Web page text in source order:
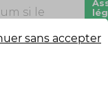
si le
six
sans accepter